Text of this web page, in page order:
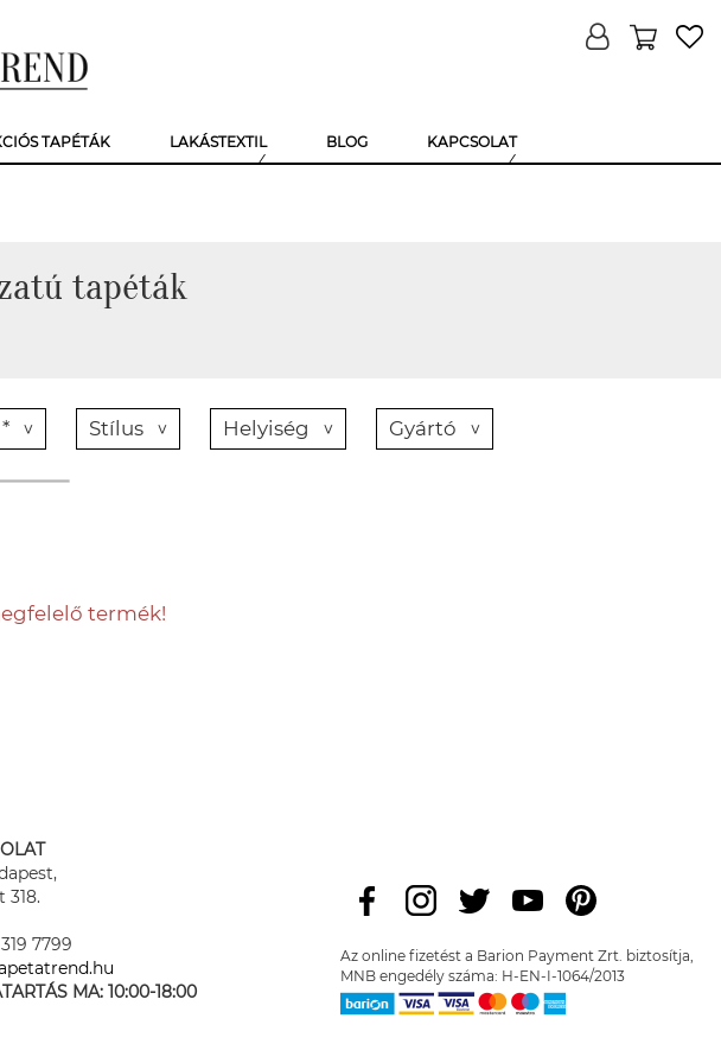
TAPÉTÁK LAKÁSTEXTIL BLOG KAPCSOLAT
tapéták
Stílus Helyiség Gyártó
termék!
318.
7799
MA: 10:00-18:00
Az online fizetést a Barion Payment Zrt. biztosítja,
MNB engedély száma: H-EN-I-1064/2013